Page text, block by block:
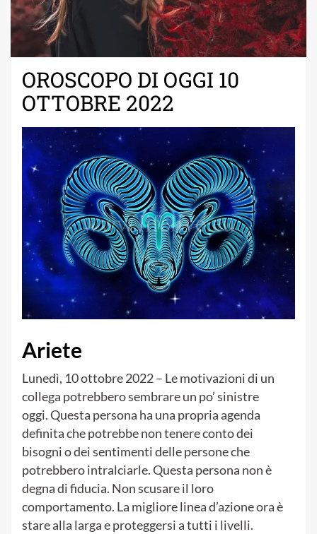
OROSCOPO DI OGGI 10
OTTOBRE 2022
Ariete
Lunedì, 10 ottobre 2022 – Le motivazioni di un
collega potrebbero sembrare un po’ sinistre
oggi. Questa persona ha una propria agenda
definita che potrebbe non tenere conto dei
bisogni o dei sentimenti delle persone che
potrebbero intralciarle. Questa persona non è
degna di fiducia. Non scusare il loro
comportamento. La migliore linea d’azione ora è
stare alla larga e proteggersi a tutti i livelli.